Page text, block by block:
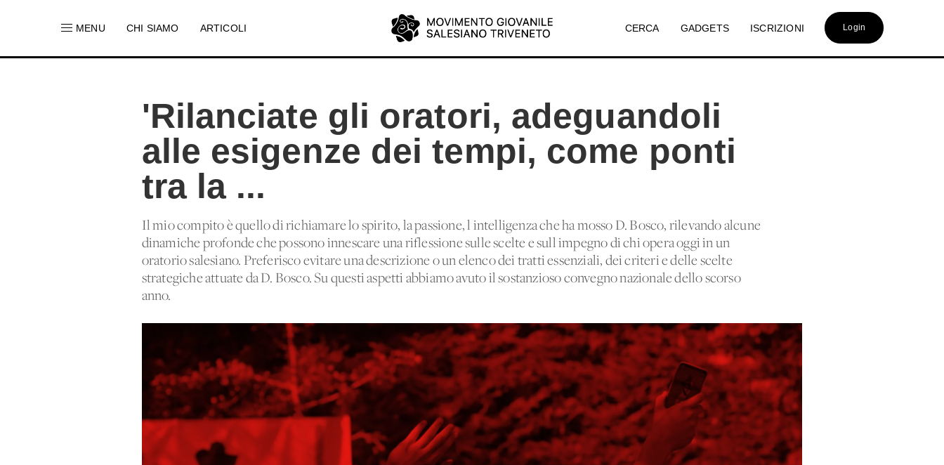
MENU CHI SIAMO ARTICOLI CERCA GADGETS ISCRIZIONI Login
'Rilanciate gli oratori, adeguandoli
alle esigenze dei tempi, come ponti
tra la ...
Il mio compito è quello di richiamare lo spirito, la passione, l'intelligenza che ha mosso D. Bosco, rilevando alcune
dinamiche profonde che possono innescare una riflessione sulle scelte e sull'impegno di chi opera oggi in un
oratorio salesiano. Preferisco evitare una descrizione o un elenco dei tratti essenziali, dei criteri e delle scelte
strategiche attuate da D. Bosco. Su questi aspetti abbiamo avuto il sostanzioso convegno nazionale dello scorso
anno.